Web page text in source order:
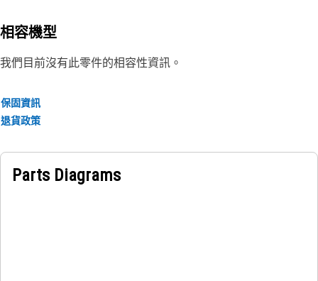
相容機型
我們目前沒有此零件的相容性資訊。
保固資訊
退貨政策
Parts Diagrams